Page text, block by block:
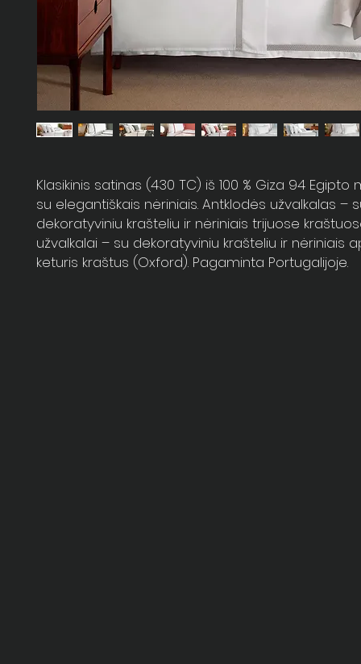
Klasikinis satinas (430 TC) iš 100 % Giza 94 Egipto
su elegantiškais nėriniais. Antklodės užvalkalas –
dekoratyviniu krašteliu ir nėriniais trijuose
užvalkalai – su dekoratyviniu krašteliu ir nėriniais
keturis kraštus (Oxford). Pagaminta Portugalijoje.